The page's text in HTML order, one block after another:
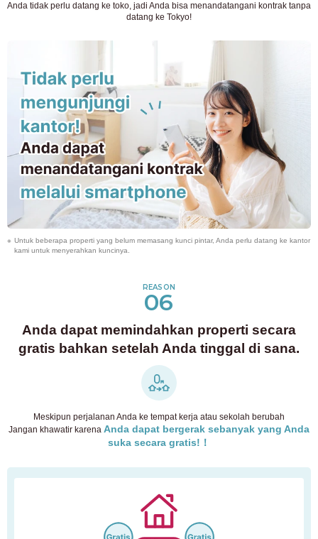
Anda tidak perlu datang ke toko, jadi Anda bisa menandatangani kontrak tanpa
datang ke Tokyo!
Untuk beberapa properti yang belum memasang kunci pintar, Anda perlu datang ke kantor
kami untuk menyerahkan kuncinya.
REASON
06
Anda dapat memindahkan properti secara
gratis bahkan setelah Anda tinggal di sana.
Meskipun perjalanan Anda ke tempat kerja atau sekolah berubah
Jangan khawatir karena Anda dapat bergerak sebanyak yang Anda
suka secara gratis!！